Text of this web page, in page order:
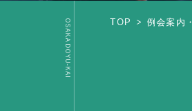
TOP 例会案内
OSAKA DOYU-KAI